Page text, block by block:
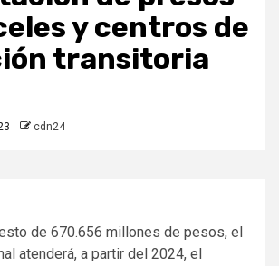
y centros de
transitoria
cdn24
de 670.656 millones de pesos, el
atenderá, a partir del 2024, el